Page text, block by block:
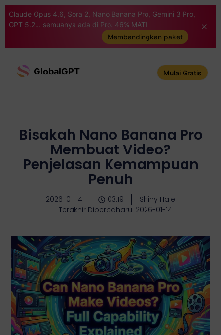
Claude Opus 4.6, Sora 2, Nano Banana Pro, Gemini 3 Pro,
GPT 5.2... semuanya ada di Pro. 46% MATI
Membandingkan paket
GlobalGPT Mulai Gratis
Bisakah Nano Banana Pro
Membuat Video?
Penjelasan Kemampuan
Penuh
2026-01-14 03:19
Shiny Hale
Terakhir Diperbaharui 2026-01-14